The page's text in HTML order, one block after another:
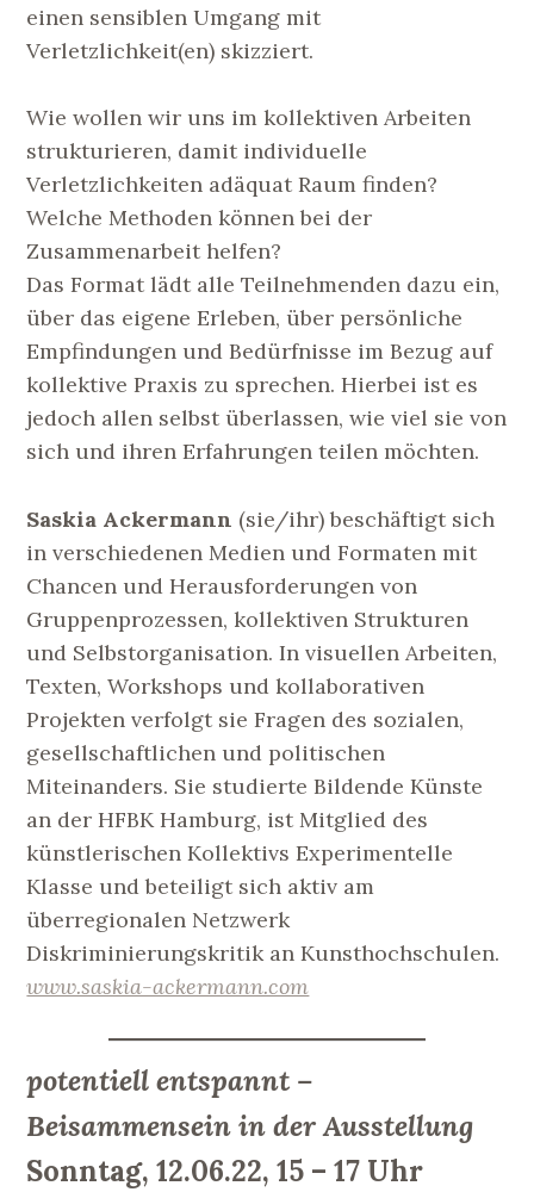
einen sensiblen Umgang mit
Verletzlichkeit(en) skizziert.
Wie wollen wir uns im kollektiven Arbeiten
strukturieren, damit individuelle
Verletzlichkeiten adäquat Raum finden?
Welche Methoden können bei der
Zusammenarbeit helfen?
Das Format lädt alle Teilnehmenden dazu ein,
über das eigene Erleben, über persönliche
Empfindungen und Bedürfnisse im Bezug auf
kollektive Praxis zu sprechen. Hierbei ist es
jedoch allen selbst überlassen, wie viel sie von
sich und ihren Erfahrungen teilen möchten.
Saskia Ackermann (sie/ihr) beschäftigt sich
in verschiedenen Medien und Formaten mit
Chancen und Herausforderungen von
Gruppenprozessen, kollektiven Strukturen
und Selbstorganisation. In visuellen Arbeiten,
Texten, Workshops und kollaborativen
Projekten verfolgt sie Fragen des sozialen,
gesellschaftlichen und politischen
Miteinanders. Sie studierte Bildende Künste
an der HFBK Hamburg, ist Mitglied des
künstlerischen Kollektivs Experimentelle
Klasse und beteiligt sich aktiv am
überregionalen Netzwerk
Diskriminierungskritik an Kunsthochschulen.
www.saskia-ackermann.com
potentiell entspannt –
Beisammensein in der Ausstellung
Sonntag, 12.06.22, 15 – 17 Uhr